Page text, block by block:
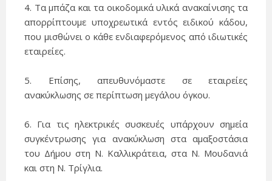
4. Τα μπάζα και τα οικοδομικά υλικά ανακαίνισης τα
απορρίπτουμε υποχρεωτικά εντός ειδικού κάδου,
που μισθώνει ο κάθε ενδιαφερόμενος από ιδιωτικές
εταιρείες.
5. Επίσης, απευθυνόμαστε σε εταιρείες
ανακύκλωσης σε περίπτωση μεγάλου όγκου.
6. Για τις ηλεκτρικές συσκευές υπάρχουν σημεία
συγκέντρωσης για ανακύκλωση στα αμαξοστάσια
του Δήμου στη Ν. Καλλικράτεια, στα Ν. Μουδανιά
και στη Ν. Τρίγλια.